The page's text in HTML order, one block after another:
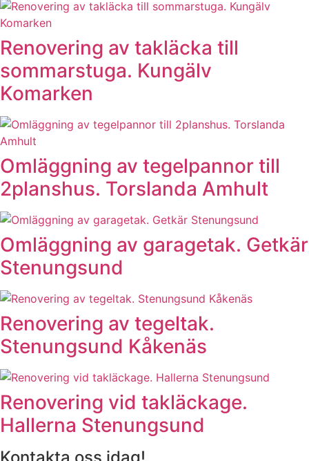
Renovering av takläcka till
sommarstuga. Kungälv
Komarken
Omläggning av tegelpannor till
2planshus. Torslanda Amhult
Omläggning av garagetak. Getkär
Stenungsund
Renovering av tegeltak.
Stenungsund Kåkenäs
Renovering vid takläckage.
Hallerna Stenungsund